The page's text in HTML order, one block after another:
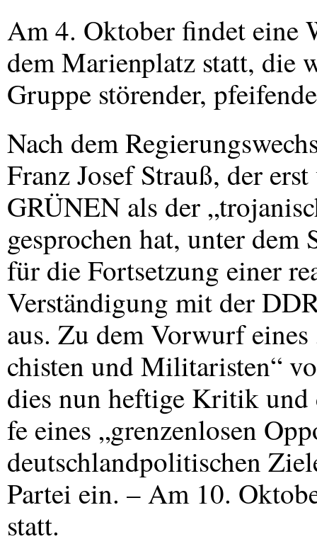
Am 4. Oktober findet eine
dem Marienplatz statt, die
Gruppe störender,
Nach dem
Franz Josef Strauß, der
GRÜNEN als der
gesprochen hat, unter dem
für die Fortsetzung einer
Verständigung mit der
aus. Zu dem Vorwurf eines
chisten und Militaristen“
dies nun heftige Kritik
fe eines „grenzenlosen
deutschlandpolitischen
Partei ein. – Am 10.
statt.